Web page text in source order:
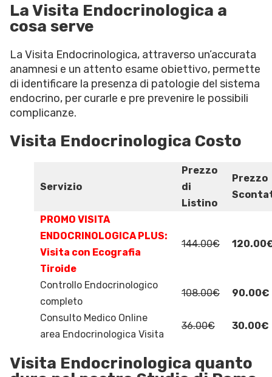
La Visita Endocrinologica a
cosa serve
La Visita Endocrinologica, attraverso un’accurata
anamnesi e un attento esame obiettivo, permette
di identificare la presenza di patologie del sistema
endocrino, per curarle e pre prevenire le possibili
complicanze.
Visita Endocrinologica Costo
Servizio
Prezzo
di
Listino
Prezzo
PROMO VISITA
ENDOCRINOLOGICA PLUS:
Visita con Ecografia
Tiroide
144.00€
Controllo Endocrinologico
completo
108.00€ 90.00€
Consulto Medico Online
area Endocrinologica Visita
36.00€ 30.00€
Visita Endocrinologica quanto